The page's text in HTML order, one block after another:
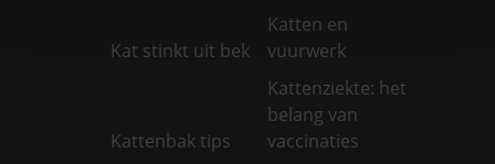
Kat stinkt uit bek
Katten en
vuurwerk
Kattenbak tips
Kattenziekte: het
belang van
vaccinaties